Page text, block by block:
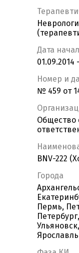
Дата
01.09.2014
Номер и
№ 459 от
Общество
BNV-222
Города
Пермь,
Ярославль